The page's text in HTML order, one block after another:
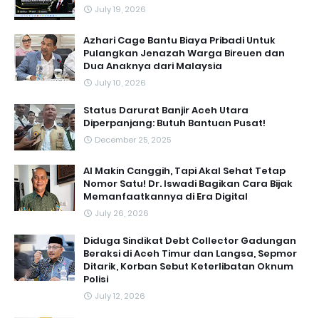
July 19, 2026
Azhari Cage Bantu Biaya Pribadi Untuk
Pulangkan Jenazah Warga Bireuen dan
Dua Anaknya dari Malaysia
July 10, 2026
Status Darurat Banjir Aceh Utara
Diperpanjang: Butuh Bantuan Pusat!
December 25, 2025
AI Makin Canggih, Tapi Akal Sehat Tetap
Nomor Satu! Dr. Iswadi Bagikan Cara Bijak
Memanfaatkannya di Era Digital
July 26, 2026
Diduga Sindikat Debt Collector Gadungan
Beraksi di Aceh Timur dan Langsa, Sepmor
Ditarik, Korban Sebut Keterlibatan Oknum
Polisi
July 12, 2026